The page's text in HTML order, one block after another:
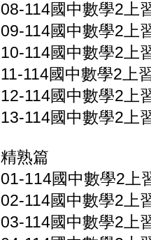
08-114國中數學2上
09-114國中數學2上
10-114國中數學2上
11-114國中數學2上
12-114國中數學2上
13-114國中數學2上
精熟篇
01-114國中數學2上
02-114國中數學2上
03-114國中數學2上